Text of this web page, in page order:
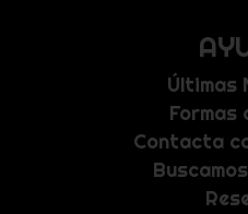
Últimas
Formas
Contacta